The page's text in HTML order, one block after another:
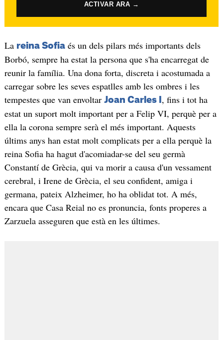
ACTIVAR ARA →
La reina Sofiaés un dels pilars més importants dels
Borbó, sempre ha estat la persona que s'ha encarregat de
reunir la família. Una dona forta, discreta i acostumada a
carregar sobre les seves espatlles amb les ombres i les
tempestes que van envoltar Joan Carles I , fins i tot ha
estat un suport molt important per a Felip VI, perquè per a
ella la corona sempre serà el més important. Aquests
últims anys han estat molt complicats per a ella perquè la
reina Sofia ha hagut d'acomiadar-se del seu germà
Constantí de Grècia, qui va morir a causa d'un vessament
cerebral, i Irene de Grècia, el seu confident, amiga i
germana, pateix Alzheimer, ho ha oblidat tot. A més,
encara que Casa Reial no es pronuncia, fonts properes a
Zarzuela asseguren que està en les últimes.